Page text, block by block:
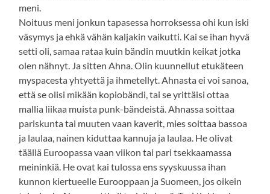
meni.
Noituus meni jonkun tapasessa horroksessa ohi kun iski
väsymys ja ehkä vähän kaljakin vaikutti. Kai se ihan hyvä
setti oli, samaa rataa kuin bändin muutkin keikat jotka
olen nähnyt. Ja sitten Ahna. Olin kuunnellut etukäteen
myspacesta yhtyettä ja ihmetellyt. Ahnasta ei voi sanoa,
että se olisi mikään kopiobändi, tai se yrittäisi ottaa
mallia liikaa muista punk-bändeistä. Ahnassa soittaa
pariskunta tai muuten vaan kaverit, mies soittaa bassoa
ja laulaa, nainen kiduttaa kannuja ja laulaa. He olivat
täällä Euroopassa vaan viikon tai pari tsekkaamassa
meininkiä. He ovat kai tulossa ens syyskuussa ihan
kunnon kiertueelle Eurooppaan ja Suomeen, jos oikein